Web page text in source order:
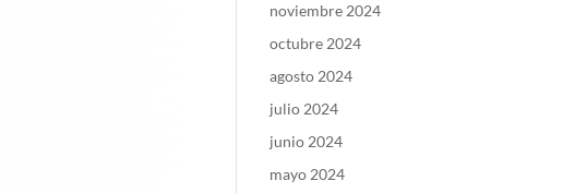
noviembre 2024
octubre 2024
agosto 2024
julio 2024
junio 2024
mayo 2024